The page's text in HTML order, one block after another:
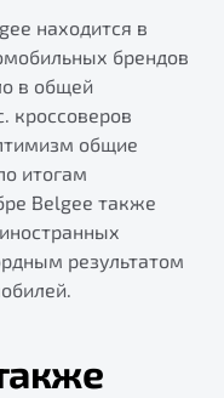
находится в
брендов
в общей
кроссоверов
общие
итогам
Belgee также
результатом